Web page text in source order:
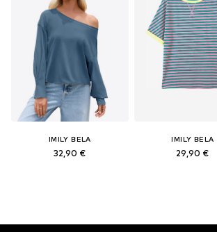
IMILY BELA
32,90 €
IMILY BELA
29,90 €